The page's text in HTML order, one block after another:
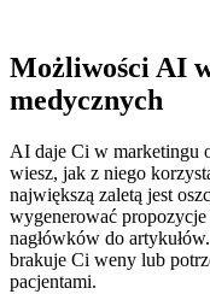
Możliwości AI
medycznych
AI daje Ci w marketingu
wiesz, jak z niego
największą zaletą jest
wygenerować
nagłówków do
brakuje Ci weny lub
pacjentami.